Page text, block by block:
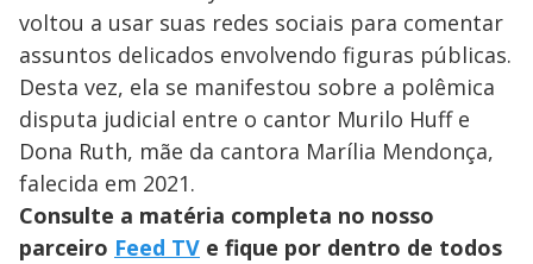
voltou a usar suas redes sociais para comentar
assuntos delicados envolvendo figuras públicas.
Desta vez, ela se manifestou sobre a polêmica
disputa judicial entre o cantor Murilo Huff e
Dona Ruth, mãe da cantora Marília Mendonça,
falecida em 2021.
Consulte a matéria completa no nosso
parceiro Feed TV e fique por dentro de todos